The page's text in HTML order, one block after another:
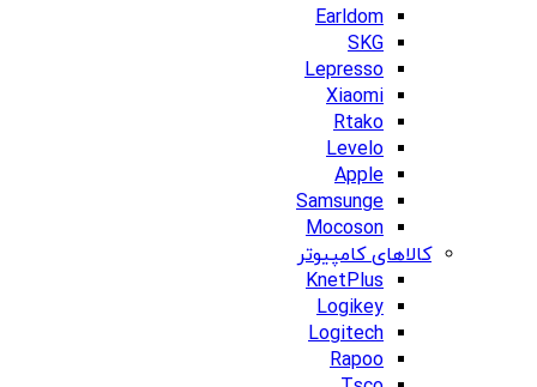
Earldom
SKG
Lepresso
Xiaomi
Rtako
Levelo
Apple
Samsunge
Mocoson
کالاهای کامپیوتر
KnetPlus
Logikey
Logitech
Rapoo